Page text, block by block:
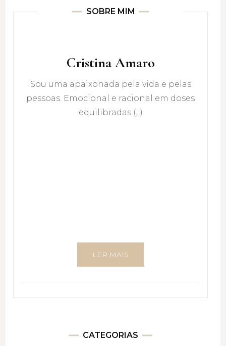
SOBRE MIM
Cristina Amaro
Sou uma apaixonada pela vida e pelas
pessoas. Emocional e racional em doses
equilibradas (...)
LER MAIS
CATEGORIAS